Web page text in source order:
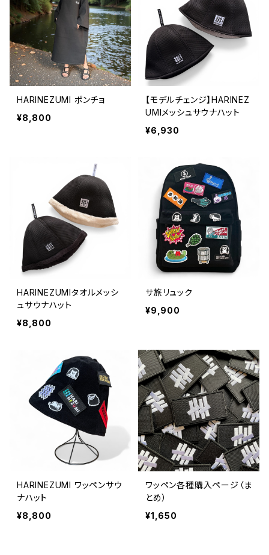
HARINEZUMI ポンチョ
¥8,800
【モデルチェンジ】HARINEZ
UMIメッシュサウナハット
¥6,930
HARINEZUMIタオルメッシ
ュサウナハット
¥8,800
サ旅リュック
¥9,900
HARINEZUMI ワッペンサウ
ナハット
¥8,800
ワッペン各種購入ページ（ま
とめ）
¥1,650